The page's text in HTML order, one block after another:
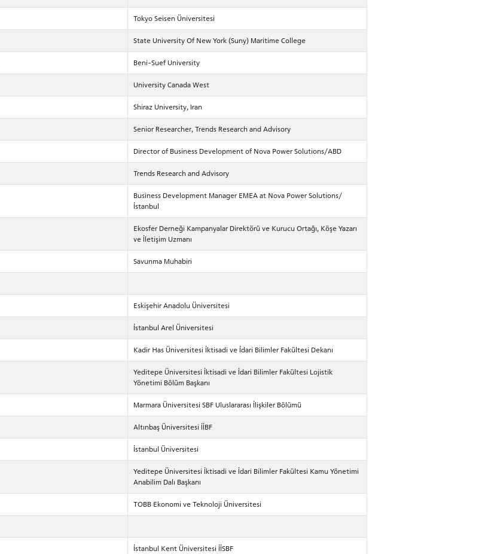
CANDIDATE STUDENTS
SCHOOL
VOCATIONAL SCHOOLS
And
STUDENT
Tokyo Seisen Üniversitesi
State University Of New York (Suny) Maritime College
Beni-Suef University
University Canada West
Shiraz University, Iran
Senior Researcher, Trends Research and Advisory
Director of Business Development of Nova Power Solutions/ABD
Trends Research and Advisory
Business Development Manager EMEA at Nova Power Solutions/
İstanbul
Ekosfer Derneği Kampanyalar Direktörü ve Kurucu Ortağı, Köşe Yazarı
ve İletişim Uzmanı
Savunma Muhabiri
Eskişehir Anadolu Üniversitesi
İstanbul Arel Üniversitesi
Kadir Has Üniversitesi İktisadi ve İdari Bilimler Fakültesi Dekanı
Yeditepe Üniversitesi İktisadi ve İdari Bilimler Fakültesi Lojistik
Yönetimi Bölüm Başkanı
Marmara Üniversitesi SBF Uluslararası İlişkiler Bölümü
Altınbaş Üniversitesi İİBF
İstanbul Üniversitesi
Yeditepe Üniversitesi İktisadi ve İdari Bilimler Fakültesi Kamu Yönetimi
Anabilim Dalı Başkanı
TOBB Ekonomi ve Teknoloji Üniversitesi
İstanbul Kent Üniversitesi İİSBF